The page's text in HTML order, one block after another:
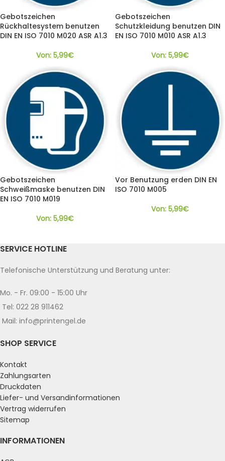
Gebotszeichen
Rückhaltesystem benutzen
DIN EN ISO 7010 M020 ASR A1.3
Von: 5,99€
Gebotszeichen
Schutzkleidung benutzen DIN
EN ISO 7010 M010 ASR A1.3
Von: 5,99€
Gebotszeichen
Schweißmaske benutzen DIN
EN ISO 7010 M019
Von: 5,99€
Vor Benutzung erden DIN EN
ISO 7010 M005
Von: 5,99€
SERVICE HOTLINE
Telefonische Unterstützung und Beratung unter:
Mo. - Fr. 09:00 - 15:00 Uhr
Tel: 022 28 911462
Mail: info@printengel.de
SHOP SERVICE
Kontakt
Zahlungsarten
Druckdaten
Liefer- und Versandinformationen
Vertrag widerrufen
Sitemap
INFORMATIONEN